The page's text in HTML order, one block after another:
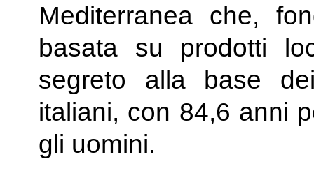
Mediterranea che,
basata su prodotti
segreto alla base
italiani, con 84,6 anni
gli uomini.